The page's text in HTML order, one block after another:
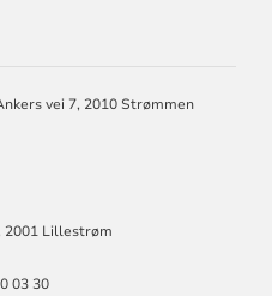
vei 7, 2010 Strømmen
Lillestrøm
03 30